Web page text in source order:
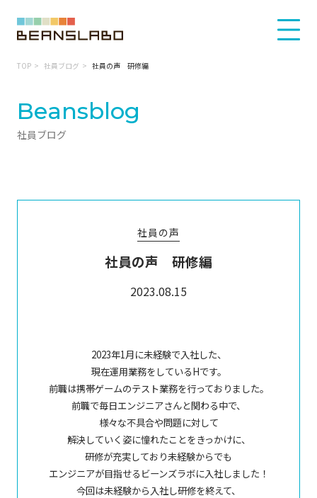
TOP 社員ブログ 社員の声 研修編
Beansblog
社員ブログ
社員の声
社員の声 研修編
2023.08.15
2023年1月に未経験で入社した、
現在運用業務をしているHです。
前職は携帯ゲームのテスト業務を行っておりました。
前職で毎日エンジニアさんと関わる中で、
様々な不具合や問題に対して
解決していく姿に憧れたことをきっかけに、
研修が充実しており未経験からでも
エンジニアが目指せるビーンズラボに入社しました！
今回は未経験から入社し研修を終えて、